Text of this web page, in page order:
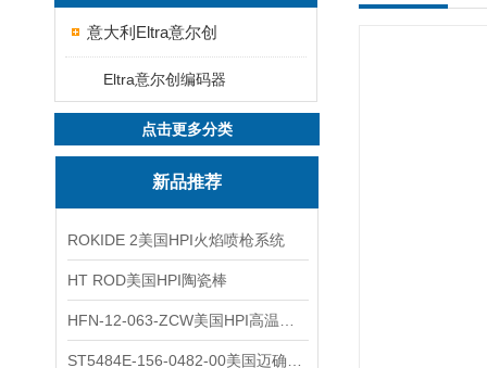
意大利Eltra意尔创
Eltra意尔创编码器
点击更多分类
新品推荐
ROKIDE 2美国HPI火焰喷枪系统
HT ROD美国HPI陶瓷棒